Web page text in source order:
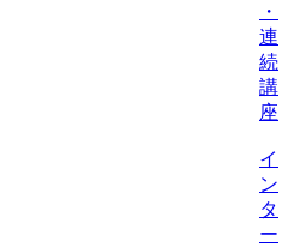
・
連
続
講
座
イ
ン
タ
ー